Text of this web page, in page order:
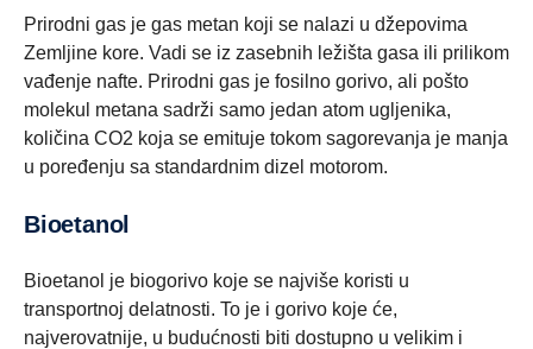
Prirodni gas je gas metan koji se nalazi u džepovima
Zemljine kore. Vadi se iz zasebnih ležišta gasa ili prilikom
vađenje nafte. Prirodni gas je fosilno gorivo, ali pošto
molekul metana sadrži samo jedan atom ugljenika,
količina CO2 koja se emituje tokom sagorevanja je manja
u poređenju sa standardnim dizel motorom.
Bioetanol
Bioetanol je biogorivo koje se najviše koristi u
transportnoj delatnosti. To je i gorivo koje će,
najverovatnije, u budućnosti biti dostupno u velikim i